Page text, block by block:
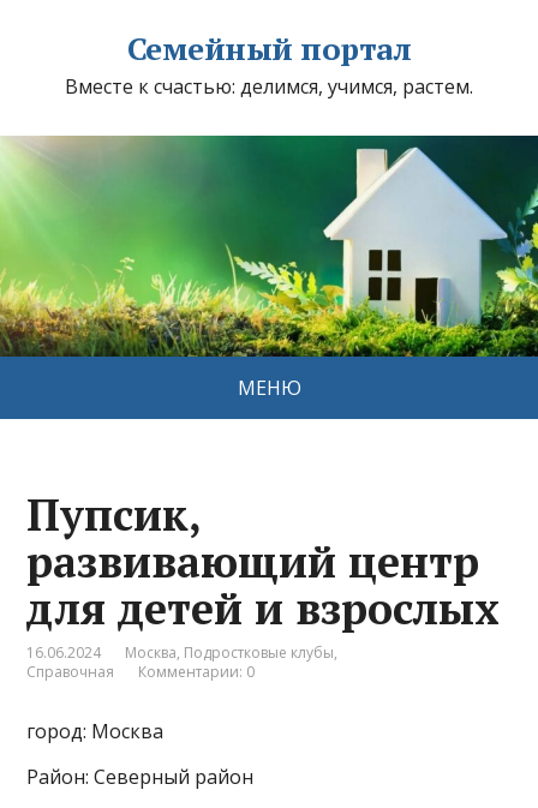
Семейный портал
Вместе к счастью: делимся, учимся, растем.
МЕНЮ
Пупсик,
развивающий центр
для детей и взрослых
16.06.2024 Москва, Подростковые клубы,
Справочная
Комментарии: 0
город: Москва
Район: Северный район